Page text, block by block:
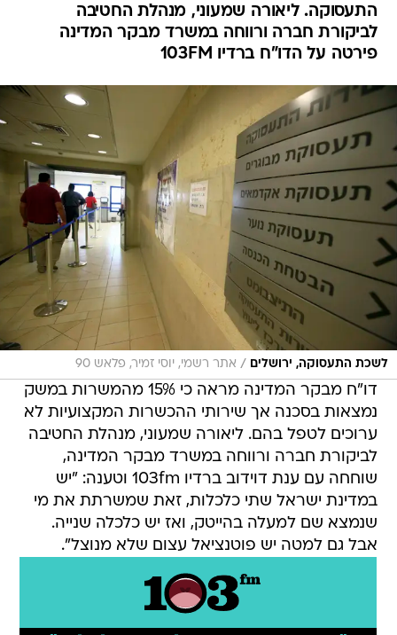
התעסוקה. ליאורה שמעוני, מנהלת החטיבה
לביקורת חברה ורווחה במשרד מבקר המדינה
פירטה על הדו"ח ברדיו 103FM
לשכת התעסוקה, ירושלים / אתר רשמי, יוסי זמיר, פלאש 90
דו"ח מבקר המדינה מראה כי 15% מהמשרות במשק
נמצאות בסכנה אך שירותי ההכשרות המקצועיות לא
ערוכים לטפל בהם. ליאורה שמעוני, מנהלת החטיבה
לביקורת חברה ורווחה במשרד מבקר המדינה,
שוחחה עם ענת דוידוב ברדיו 103fm וטענה: "יש
במדינת ישראל שתי כלכלות, זאת שמשרתת את מי
שנמצא שם למעלה בהייטק, ואז יש כלכלה שנייה.
אבל גם למטה יש פוטנציאל עצום שלא מנוצל".